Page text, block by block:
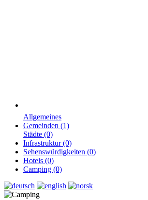
Allgemeines
Gemeinden (1)
Städte (0)
Infrastruktur (0)
Sehenswürdigkeiten (0)
Hotels (0)
Camping (0)